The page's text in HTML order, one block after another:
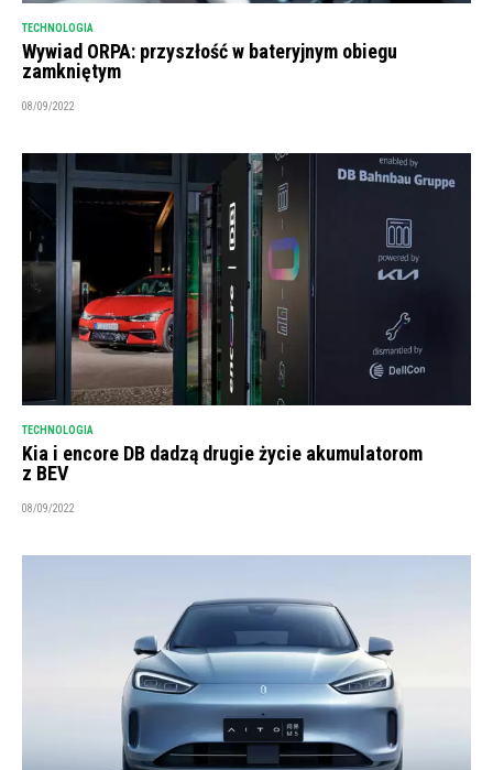
TECHNOLOGIA
Wywiad ORPA: przyszłość w bateryjnym obiegu
zamkniętym
08/09/2022
TECHNOLOGIA
Kia i encore DB dadzą drugie życie akumulatorom
z BEV
08/09/2022